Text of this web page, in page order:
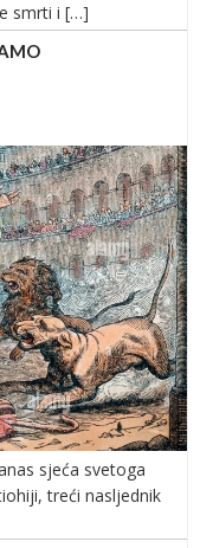
smrti i […]
sjeća svetoga
treći nasljednik